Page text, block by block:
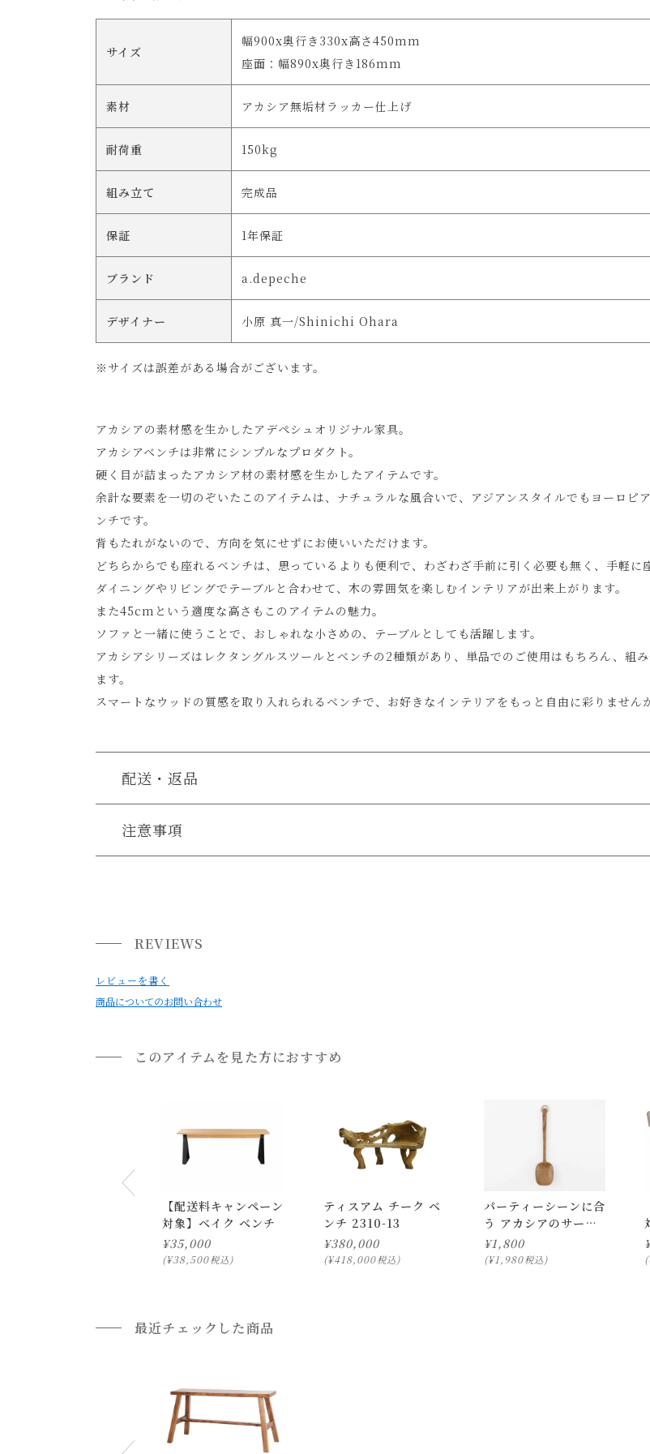
サイズ
幅900x奥行き330x高さ450mm
座面：幅890x奥行き186mm
素材 アカシア無垢材ラッカー仕上げ
耐荷重 150kg
組み立て 完成品
保証 1年保証
ブランド a.depeche
デザイナー 小原 真一/Shinichi Ohara
※サイズは誤差がある場合がございます。
アカシアの素材感を生かしたアデペシュオリジナル家具。
アカシアベンチは非常にシンプルなプロダクト。
硬く目が詰まったアカシア材の素材感を生かしたアイテムです。
余計な要素を一切のぞいたこのアイテムは、ナチュラルな風合いで、アジアンスタイルでもヨーロ
ンチです。
背もたれがないので、方向を気にせずにお使いいただけます。
どちらからでも座れるベンチは、思っているよりも便利で、わざわざ手前に引く必要も無く、手軽に
ダイニングやリビングでテーブルと合わせて、木の雰囲気を楽しむインテリアが出来上がります。
また45cmという適度な高さもこのアイテムの魅力。
ソファと一緒に使うことで、おしゃれな小さめの、テーブルとしても活躍します。
アカシアシリーズはレクタングルスツールとベンチの2種類があり、単品でのご使用はもちろん、組
ます。
スマートなウッドの質感を取り入れられるベンチで、お好きなインテリアをもっと自由に彩りません
配送・返品
送料について
ご注文内容確認後、送料を追加し、ご注文確認メールをお送り致します。
通常配送について
※室内への搬入、設置、商品組み立てサービスは行っておりません。
開梱設置配送について
上記対応が難しい場合は、搬入・組み立て・設置を行う「 開梱設置配送」がございます。
開梱設置配送の場合、お品物をお客様のお部屋までお届けし、専用スタッフが商品の組み立てを行い
開梱設置を選択された場合は代金引換はご利用頂けません。
プルダウンからお住まいの地域の「開梱設置送料」をお選び頂き、ご注文下さい。
お届け時間帯(大型以外) は、午前か午後かの２択のみ
申し訳ございませんが、具体的な時間帯指定をしての出荷はできません。
また、日曜・祝日は、時間帯指定ができません。
注意事項
・湿気や乾燥の激しい場所でお使いにならないで下さい。
反りやクラック（板割れ）が起きやすくなります。
・濡れたものや水滴のついたグラスを放置しないで下さい。
・当店の家具は、一般家庭で使われる事を想定して製作しています。
特にチェアは、不特定多数の方が座る事を想定していないため、業務用でお使い頂く場合は、予め
(傾けて座る、引きずって座るなどが原因で、チェアが破損する場合がございます。)
・お使いのPC画面等や光の環境によっては、掲載の画像と実際の商品とで色の見え方が異なること
REVIEWS
レビューを書く
商品についてのお問い合わせ
このアイテムを見た方におすすめ
【配送料キャンペーン
対象】ベイク ベンチ
¥35,000
¥38,500税込
ティスアム チーク ベ
ンチ 2310-13
¥380,000
¥418,000税込
パーティーシーンに合
う アカシアのサービ
ングスプーン
¥1,800
¥1,980税込
最近チェックした商品